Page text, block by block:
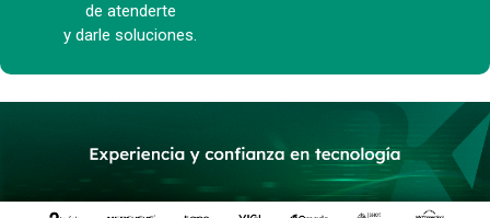
de atenderte
y darle soluciones.